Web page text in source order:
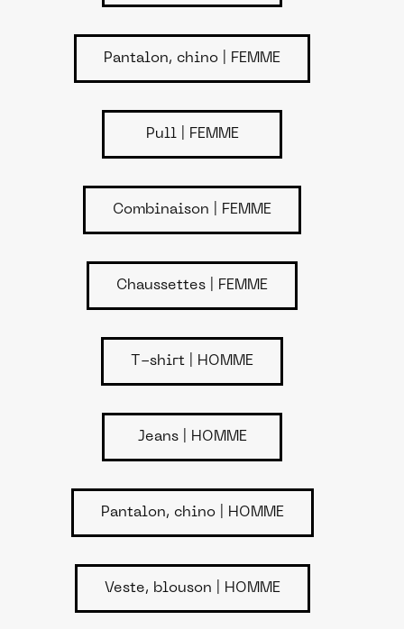
Pantalon, chino | FEMME
Pull | FEMME
Combinaison | FEMME
Chaussettes | FEMME
T-shirt | HOMME
Jeans | HOMME
Pantalon, chino | HOMME
Veste, blouson | HOMME